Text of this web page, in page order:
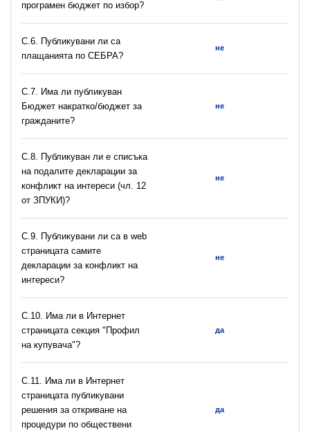
програмен бюджет по избор?
С.6. Публикувани ли са
плащанията по СЕБРА?
не
С.7. Има ли публикуван
Бюджет накратко/бюджет за
гражданите?
не
C.8. Публикуван ли е списъка
на подалите декларации за
конфликт на интереси (чл. 12
от ЗПУКИ)?
не
C.9. Публикувани ли са в web
страницата самите
декларации за конфликт на
интереси?
не
C.10. Има ли в Интернет
страницата секция "Профил
на купувача"?
да
С.11. Има ли в Интернет
страницата публикувани
решения за откриване на
процедури по обществени
да